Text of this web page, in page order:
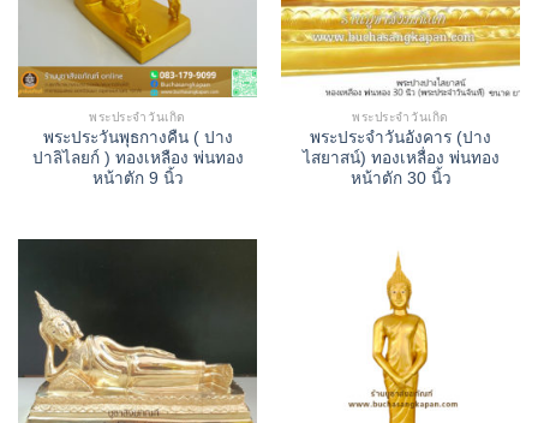
พระประจำวันเกิด
พระประวันพุธกางคืน ( ปาง
ปาลิไลยก์ ) ทองเหลือง พ่นทอง
หน้าตัก 9 นิ้ว
พระประจำวันเกิด
พระประจำวันอังคาร (ปาง
ไสยาสน์) ทองเหลื่อง พ่นทอง
หน้าตัก 30 นิ้ว